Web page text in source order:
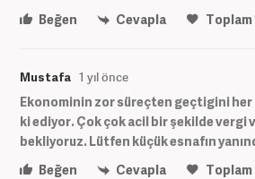
Beğen
Cevapla Toplam
Mustafa 1 yıl önce
Ekonominin zor süreçten geçtigini her
ki ediyor. Çok çok acil bir şekilde vergi
bekliyoruz. Lütfen küçük esnafın
Beğen
Cevapla Toplam